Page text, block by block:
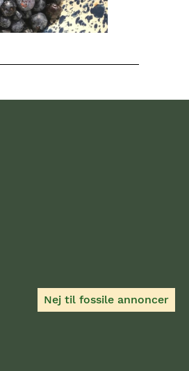
Nej til fossile annoncer